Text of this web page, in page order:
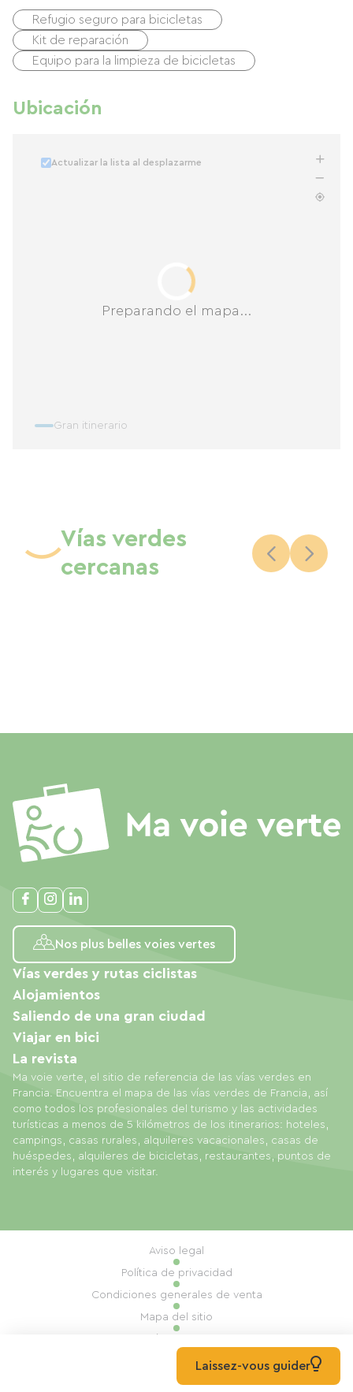
Refugio seguro para bicicletas
Kit de reparación
Equipo para la limpieza de bicicletas
Ubicación
Preparando el mapa...
Actualizar la lista al desplazarme
Gran itinerario
Vías verdes
cercanas
Nos plus belles voies vertes
Ma voie verte, el sitio de referencia de las vías verdes en
Francia. Encuentra el mapa de las vías verdes de Francia, así
como todos los profesionales del turismo y las actividades
turísticas a menos de 5 kilómetros de los itinerarios: hoteles,
campings, casas rurales, alquileres vacacionales, casas de
huéspedes, alquileres de bicicletas, restaurantes, puntos de
interés y lugares que visitar.
Vías verdes y rutas ciclistas
Alojamientos
Saliendo de una gran ciudad
Viajar en bici
La revista
© 2026 Ma Voie Verte Todos los derechos reservados
Aviso legal
Política de privacidad
Condiciones generales de venta
Mapa del sitio
Realización: Mill, PrivasLaissez-vous guider